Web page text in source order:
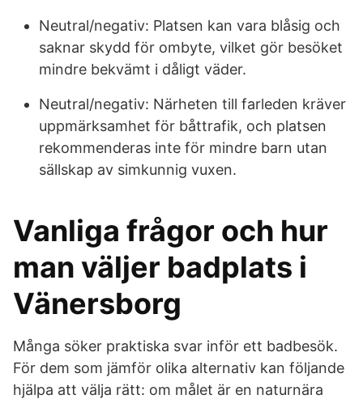
Neutral/negativ: Platsen kan vara blåsig och
saknar skydd för ombyte, vilket gör besöket
mindre bekvämt i dåligt väder.
Neutral/negativ: Närheten till farleden kräver
uppmärksamhet för båttrafik, och platsen
rekommenderas inte för mindre barn utan
sällskap av simkunnig vuxen.
Vanliga frågor och hur
man väljer badplats i
Vänersborg
Många söker praktiska svar inför ett badbesök.
För dem som jämför olika alternativ kan följande
hjälpa att välja rätt: om målet är en naturnära